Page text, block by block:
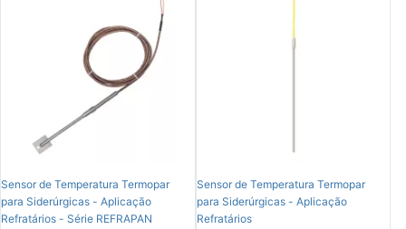
Sensor de Temperatura Termopar
para Siderúrgicas - Aplicação
Refratários - Série REFRAPAN
Sensor de Temperatura Termopar
para Siderúrgicas - Aplicação
Refratários